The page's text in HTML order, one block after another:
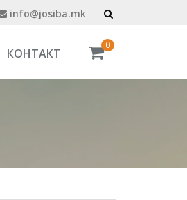
info@josiba.mk
0
КОНТАКТ